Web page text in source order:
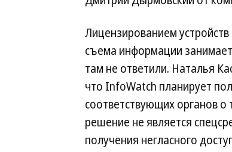
Лицензированием устройств
съема информации
там не ответили. Наталья
что InfoWatch планирует
соответствующих органов
решение не является
получения негласного